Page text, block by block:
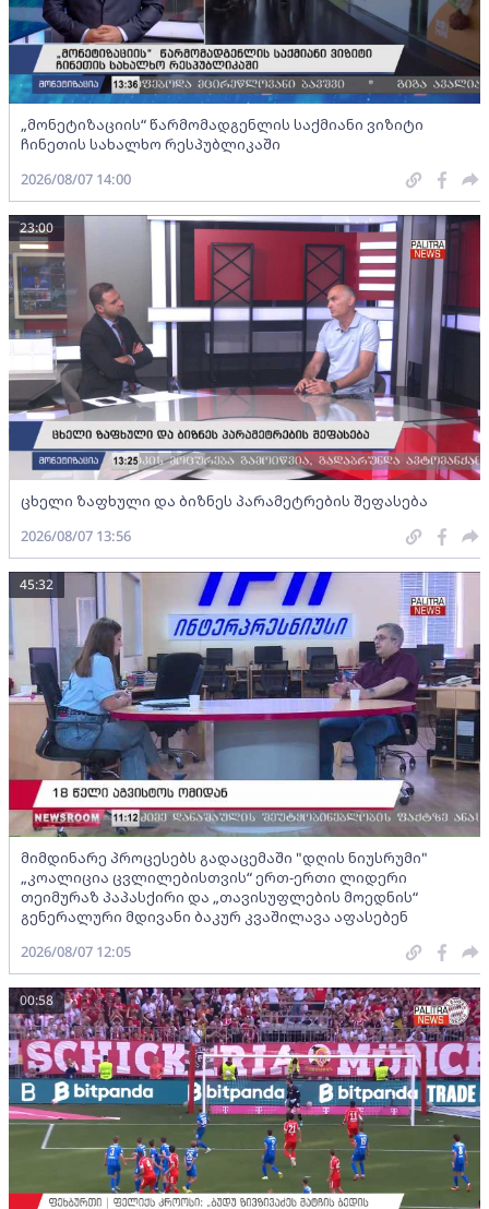
„მონეტიზაციის“ წარმომადგენლის საქმიანი ვიზიტი
ჩინეთის სახალხო რესპუბლიკაში
2026/08/07 14:00
ცხელი ზაფხული და ბიზნეს პარამეტრების შეფასება
23:00
2026/08/07 13:56
მიმდინარე პროცესებს გადაცემაში "დღის ნიუსრუმი"
„კოალიცია ცვლილებისთვის“ ერთ-ერთი ლიდერი
თეიმურაზ პაპასქირი და „თავისუფლების მოედნის“
გენერალური მდივანი ბაკურ კვაშილავა აფასებენ
45:32
2026/08/07 12:05
00:58